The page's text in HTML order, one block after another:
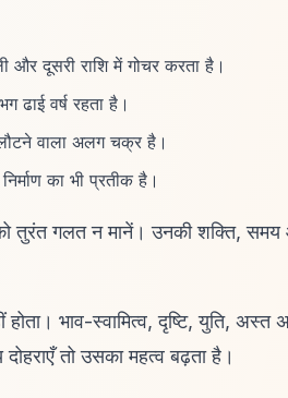
और दूसरी राशि में गोचर करता है।
ढाई वर्ष रहता है।
वाला अलग चक्र है।
का भी प्रतीक है।
तुरंत गलत न मानें। उनकी शक्ति,
भाव-स्वामित्व, दृष्टि, युति,
तो उसका महत्व बढ़ता है।